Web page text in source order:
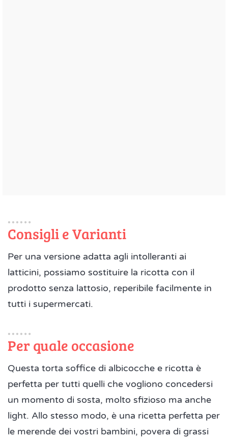
Consigli e Varianti
Per una versione adatta agli intolleranti ai
latticini, possiamo sostituire la ricotta con il
prodotto senza lattosio, reperibile facilmente in
tutti i supermercati.
Per quale occasione
Questa torta soffice di albicocche e ricotta è
perfetta per tutti quelli che vogliono concedersi
un momento di sosta, molto sfizioso ma anche
light. Allo stesso modo, è una ricetta perfetta per
le merende dei vostri bambini, povera di grassi